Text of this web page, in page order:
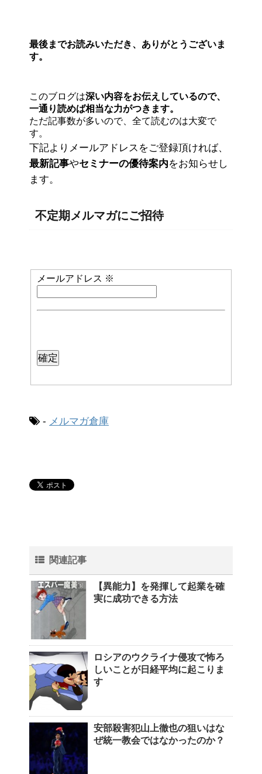
最後までお読みいただき、ありがとうございま
す。
このブログは深い内容をお伝えしているので、
一通り読めば相当な力がつきます。
ただ記事数が多いので、全て読むのは大変で
す。
下記よりメールアドレスをご登録頂ければ、
最新記事やセミナーの優待案内をお知らせし
ます。
不定期メルマガにご招待
メールアドレス ※
- メルマガ倉庫
関連記事
【異能力】を発揮して起業を確
実に成功できる方法
ロシアのウクライナ侵攻で怖ろ
しいことが日経平均に起こりま
す
安部殺害犯山上徹也の狙いはな
ぜ統一教会ではなかったのか？